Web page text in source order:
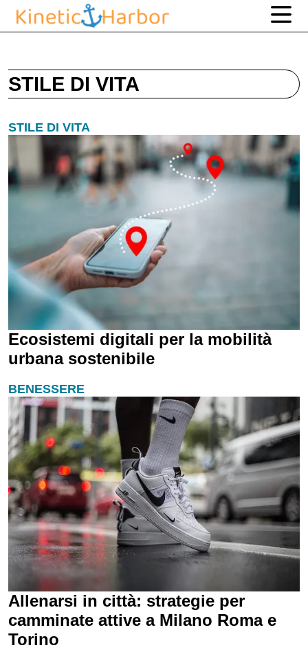
STILE DI VITA
STILE DI VITA
Ecosistemi digitali per la mobilità
urbana sostenibile
BENESSERE
Allenarsi in città: strategie per
camminate attive a Milano Roma e
Torino